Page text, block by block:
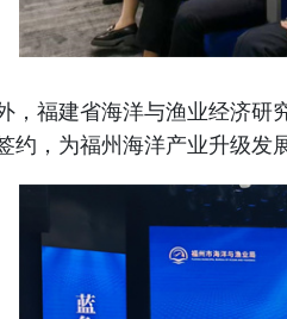
福建省海洋与渔业经济研
约，为福州海洋产业升级发